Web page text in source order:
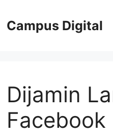
Campus Digital
Dijamin